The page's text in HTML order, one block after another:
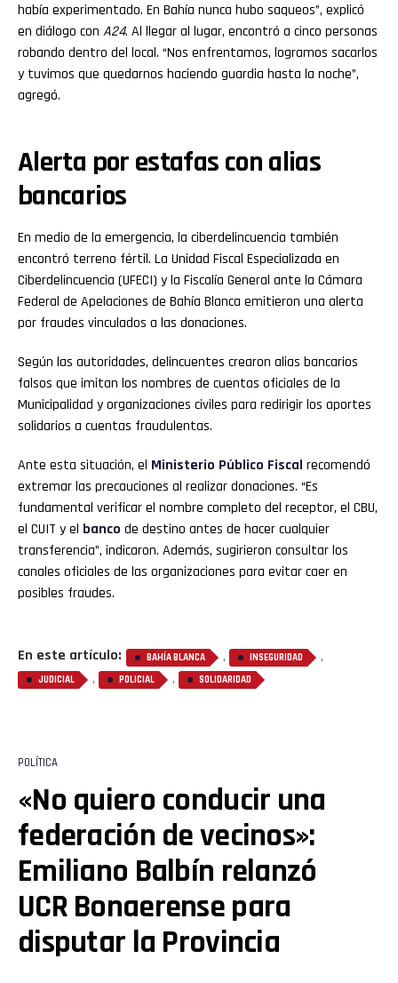
había experimentado. En Bahía nunca hubo saqueos”, explicó
en diálogo con A24. Al llegar al lugar, encontró a cinco personas
robando dentro del local. “Nos enfrentamos, logramos sacarlos
y tuvimos que quedarnos haciendo guardia hasta la noche”,
agregó.
Alerta por estafas con alias
bancarios
En medio de la emergencia, la ciberdelincuencia también
encontró terreno fértil. La Unidad Fiscal Especializada en
Ciberdelincuencia (UFECI) y la Fiscalía General ante la Cámara
Federal de Apelaciones de Bahía Blanca emitieron una alerta
por fraudes vinculados a las donaciones.
Según las autoridades, delincuentes crearon alias bancarios
falsos que imitan los nombres de cuentas oficiales de la
Municipalidad y organizaciones civiles para redirigir los aportes
solidarios a cuentas fraudulentas.
Ante esta situación, el Ministerio Público Fiscal recomendó
extremar las precauciones al realizar donaciones. “Es
fundamental verificar el nombre completo del receptor, el CBU,
el CUIT y el banco de destino antes de hacer cualquier
transferencia”, indicaron. Además, sugirieron consultar los
canales oficiales de las organizaciones para evitar caer en
posibles fraudes.
En este artículo: BAHÍA BLANCA , INSEGURIDAD ,
JUDICIAL , POLICIAL , SOLIDARIDAD
POLÍTICA
«No quiero conducir una
federación de vecinos»:
Emiliano Balbín relanzó
UCR Bonaerense para
disputar la Provincia
Reddit
Pinterest
Whatsapp
Email